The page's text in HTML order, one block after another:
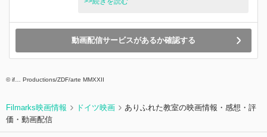
えていないと見なした裁判所 は、彼女の面会を
制限する命令を下した。自らもシングルマザーで
ある看護師長のルシー（レア・ドリュッケール）
は、息子と引き離され、親権を失うことを恐れる
軽率な行動、上司や同僚からのプレッシャーによ
持ちと病院が従うべき司法制度との間で板挟みに
なっていく……。
動画配信サービスがあるか確認する
© if… Productions/ZDF/arte MMXXII
Filmarks映画情報 ドイツ映画
ありふれた教室の映画情報・感想・評
価・動画配信